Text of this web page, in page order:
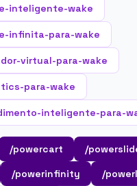
inteligente-wake
infinita-para-wake
virtual-para-wake
para-wake
inteligente-para-
/powercart
/
/powerinfinity
/